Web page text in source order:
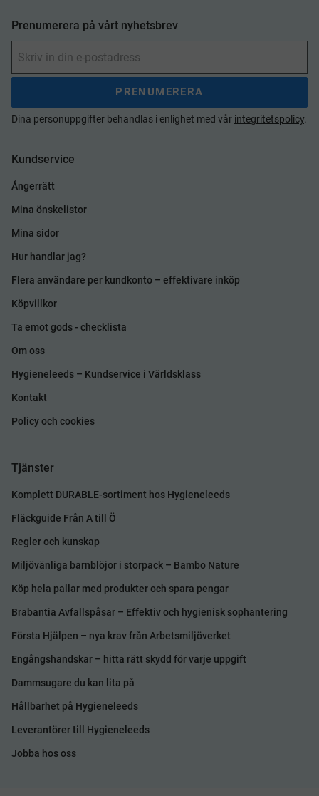
Prenumerera på vårt nyhetsbrev
PRENUMERERA
Dina personuppgifter behandlas i enlighet med vår integritetspolicy.
Kundservice
Ångerrätt
Mina önskelistor
Mina sidor
Hur handlar jag?
Flera användare per kundkonto – effektivare inköp
Köpvillkor
Ta emot gods - checklista
Om oss
Hygieneleeds – Kundservice i Världsklass
Kontakt
Policy och cookies
Tjänster
Komplett DURABLE-sortiment hos Hygieneleeds
Fläckguide Från A till Ö
Regler och kunskap
Miljövänliga barnblöjor i storpack – Bambo Nature
Köp hela pallar med produkter och spara pengar
Brabantia Avfallspåsar – Effektiv och hygienisk sophantering
Första Hjälpen – nya krav från Arbetsmiljöverket
Engångshandskar – hitta rätt skydd för varje uppgift
Dammsugare du kan lita på
Hållbarhet på Hygieneleeds
Leverantörer till Hygieneleeds
Jobba hos oss